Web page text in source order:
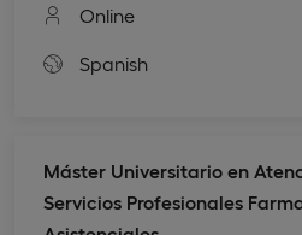
Online
Spanish
Máster Universitario en
Servicios Profesionales